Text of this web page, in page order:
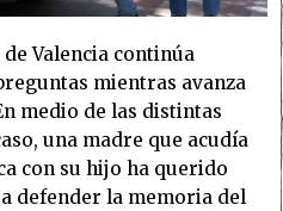
Valencia continúa
mientras avanza
medio de las distintas
una madre que acudía
con su hijo ha querido
defender la memoria del